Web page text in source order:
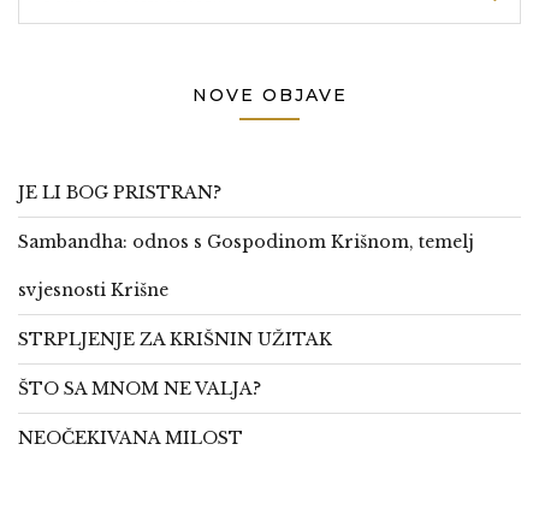
NOVE OBJAVE
JE LI BOG PRISTRAN?
Sambandha: odnos s Gospodinom Krišnom, temelj
svjesnosti Krišne
STRPLJENJE ZA KRIŠNIN UŽITAK
ŠTO SA MNOM NE VALJA?
NEOČEKIVANA MILOST